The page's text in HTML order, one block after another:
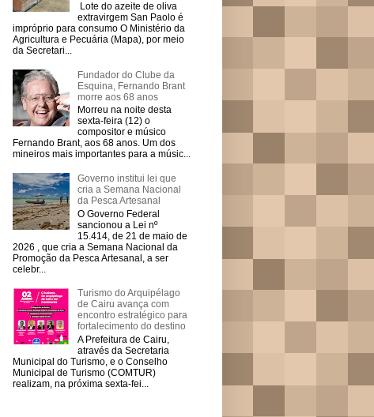
Lote do azeite de oliva
extravirgem San Paolo é
impróprio para consumo O Ministério da
Agricultura e Pecuária (Mapa), por meio
da Secretari...
Fundador do Clube da
Esquina, Fernando Brant
morre aos 68 anos
Morreu na noite desta
sexta-feira (12) o
compositor e músico
Fernando Brant, aos 68 anos. Um dos
mineiros mais importantes para a músic...
Governo institui lei que
cria a Semana Nacional
da Pesca Artesanal
O Governo Federal
sancionou a Lei nº
15.414, de 21 de maio de
2026 , que cria a Semana Nacional da
Promoção da Pesca Artesanal, a ser
celebr...
Turismo do Arquipélago
de Cairu avança com
encontro estratégico para
fortalecimento do destino
A Prefeitura de Cairu,
através da Secretaria
Municipal do Turismo, e o Conselho
Municipal de Turismo (COMTUR)
realizam, na próxima sexta-fei...